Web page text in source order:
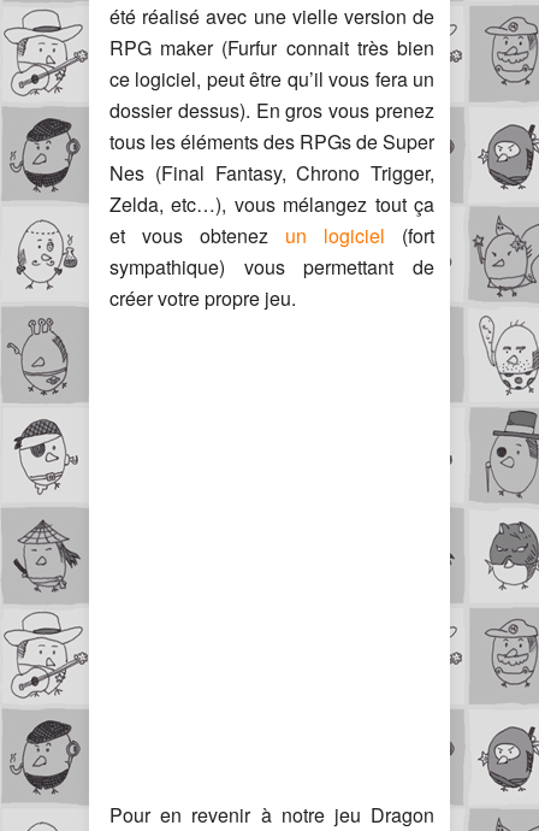
été réalisé avec une vielle version de
RPG maker (Furfur connait très bien
ce logiciel, peut être qu’il vous fera un
dossier dessus). En gros vous prenez
tous les éléments des RPGs de Super
Nes (Final Fantasy, Chrono Trigger,
Zelda, etc…), vous mélangez tout ça
et vous obtenez un logiciel (fort
sympathique) vous permettant de
créer votre propre jeu.
Pour en revenir à notre jeu Dragon